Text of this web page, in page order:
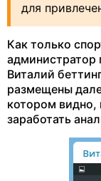
для
Как только
администратор
Виталий
размещены
котором видно,
заработать